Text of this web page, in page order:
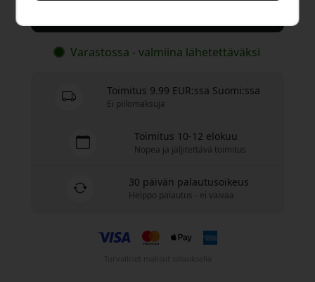
Varastossa - valmiina lähetettäväksi
Toimitus 9.99 EUR:ssa Suomi:ssa
Ei piilomaksuja
Toimitus 10-12 elokuu
Nopea ja jäljitettävä toimitus
30 päivän palautusoikeus
Helppo palautus - ei vaivaa